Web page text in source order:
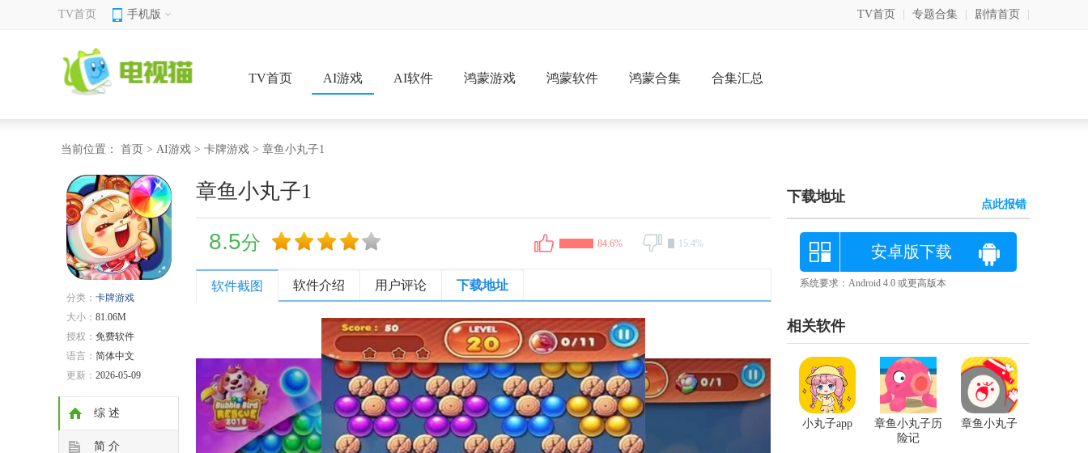
TV首页 手机版 TV首页 专题合集 剧情首页
TV首页 AI游戏 AI软件 鸿蒙游戏 鸿蒙软件 鸿蒙合集 合集汇总
当前位置： 首页 > AI游戏 > 卡牌游戏 > 章鱼小丸子1
分类： 卡牌游戏
大小： 81.06M
授权： 免费软件
语言： 简体中文
更新： 2026-05-09
综 述
简 介
章鱼小丸子1
8.5分 84.6% 15.4%
软件截图 软件介绍 用户评论 下载地址
下载地址 点此报错
安卓版下载
系统要求：Android 4.0 或更高版本
相关软件
章鱼小丸子
章鱼小丸子历
险记
小丸子app